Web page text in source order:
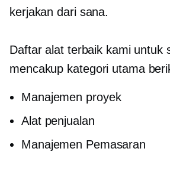
kerjakan dari sana.
Daftar alat terbaik kami untuk
mencakup kategori utama
Manajemen proyek
Alat penjualan
Manajemen Pemasaran